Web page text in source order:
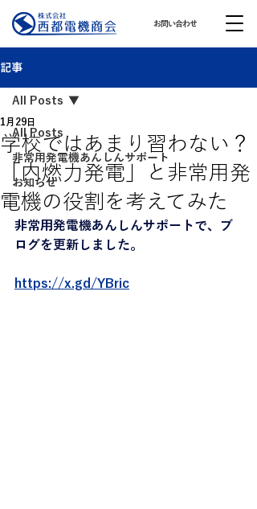
お問い合わせ
記事
All Posts
非常用発電機あんしんサポート
お知らせ
All Posts
学校ではあまり習わない？
「内燃力発電」と非常用発
電機の役割を考えてみた
1月29日
非常用発電機あんしんサポートで、ブ
ログを更新しました。
https://x.gd/YBric